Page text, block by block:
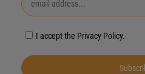
I accept the Privacy Policy.